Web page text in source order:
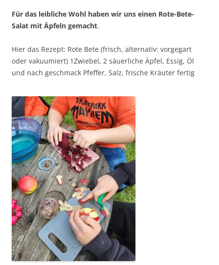
Für das leibliche Wohl haben wir uns einen Rote-Bete-
Salat mit Äpfeln gemacht.
Hier das Rezept: Rote Bete (frisch, alternativ: vorgegart
oder vakuumiert) 1Zwiebel, 2 säuerliche Äpfel, Essig, Öl
und nach geschmack Pfeffer, Salz, frische Kräuter fertig